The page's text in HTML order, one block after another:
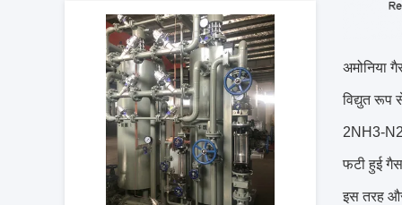
अमोनिया
विद्युत रूप
2NH3-
फटी हुई
इस तरह